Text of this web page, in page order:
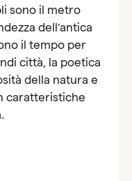
sono il metro
dell’antica
il tempo per
città, la poetica
della natura e
caratteristiche